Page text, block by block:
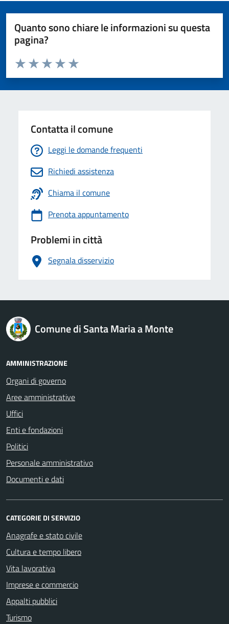
Quanto sono chiare le informazioni su questa
pagina?
Valuta da 1 a 5 stelle la pagina
Valuta 5 stelle su 5
Valuta 4 stelle su 5
Valuta 3 stelle su 5
Valuta 2 stelle su 5
Valuta 1 stelle su 5
Contatta il comune
Leggi le domande frequenti
Richiedi assistenza
Chiama il comune
Prenota appuntamento
Problemi in città
Segnala disservizio
logo Unione Europea
Comune di Santa Maria a Monte
AMMINISTRAZIONE
Organi di governo
Aree amministrative
Uffici
Enti e fondazioni
Politici
Personale amministrativo
Documenti e dati
CATEGORIE DI SERVIZIO
Anagrafe e stato civile
Cultura e tempo libero
Vita lavorativa
Imprese e commercio
Appalti pubblici
Turismo